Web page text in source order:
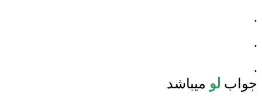
.
.
.
جواب لو میباشد